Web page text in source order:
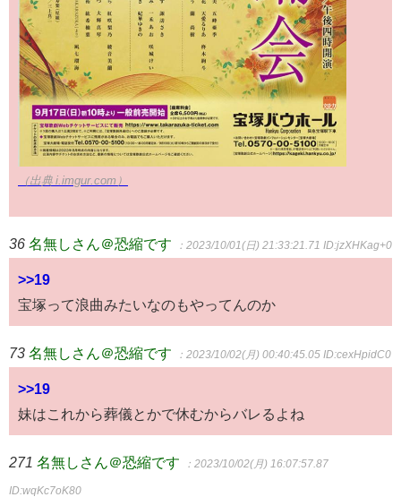
（出典 i.imgur.com）
36 名無しさん＠恐縮です ：2023/10/01(日) 21:33:21.71 ID:jzXHKag+0
>>19
宝塚って浪曲みたいなのもやってんのか
73 名無しさん＠恐縮です ：2023/10/02(月) 00:40:45.05 ID:cexHpidC0
>>19
妹はこれから葬儀とかで休むからバレるよね
271 名無しさん＠恐縮です ：2023/10/02(月) 16:07:57.87
ID:wqKc7oK80